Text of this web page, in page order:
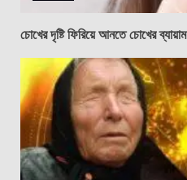
চোখের দৃষ্টি ফিরিয়ে আনতে চোখের ব্যায়াম